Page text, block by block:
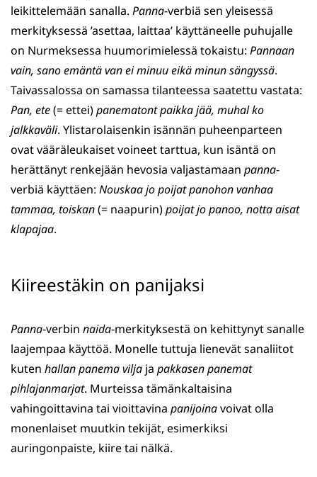
leikittelemään sanalla. Panna-verbiä sen yleisessä
merkityksessä ’asettaa, laittaa’ käyttäneelle puhujalle
on Nurmeksessa huumorimielessä tokaistu: Pannaan
vain, sano emäntä van ei minuu eikä minun sängyssä.
Taivassalossa on samassa tilanteessa saatettu vastata:
Pan, ete(= ettei)panematont paikka jää, muhal ko
jalkkaväli. Ylistarolaisenkin isännän puheenparteen
ovat vääräleukaiset voineet tarttua, kun isäntä on
herättänyt renkejään hevosia valjastamaan panna-
verbiä käyttäen: Nouskaa jo poijat panohon vanhaa
tammaa, toiskan(= naapurin)poijat jo panoo, notta aisat
klapajaa.
Kiireestäkin on panijaksi
Panna-verbin naida-merkityksestä on kehittynyt sanalle
laajempaa käyttöä. Monelle tuttuja lienevät sanaliitot
kuten hallan panema vilja ja pakkasen panemat
pihlajanmarjat. Murteissa tämänkaltaisina
vahingoittavina tai vioittavina panijoinavoivat olla
monenlaiset muutkin tekijät, esimerkiksi
auringonpaiste, kiire tai nälkä.